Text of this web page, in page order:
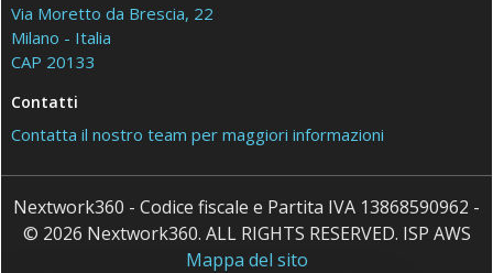
Via Moretto da Brescia, 22
Milano - Italia
CAP 20133
Contatti
Contatta il nostro team per maggiori informazioni
Nextwork360 - Codice fiscale e Partita IVA 13868590962 -
© 2026 Nextwork360. ALL RIGHTS RESERVED. ISP AWS
Mappa del sito